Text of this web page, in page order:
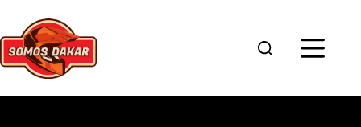
contenido